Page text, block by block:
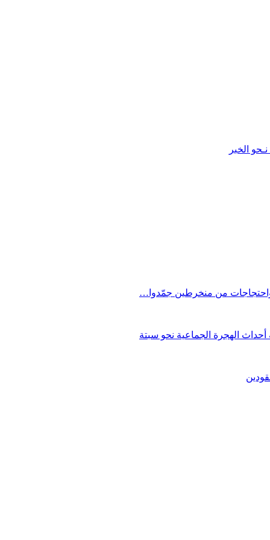
واحتجاجات من منخرطين جمّدوا…
الهجرة الجماعية نحو سبتة